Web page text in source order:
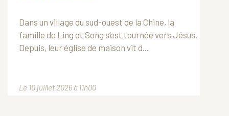
Dans un village du sud-ouest de la Chine, la
famille de Ling et Song s’est tournée vers Jésus.
Depuis, leur église de maison vit d...
Le 10 juillet 2026 à 11h00